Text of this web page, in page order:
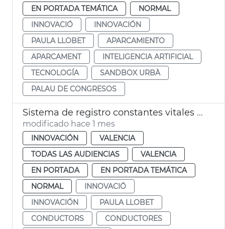
EN PORTADA TEMÁTICA
NORMAL
INNOVACIÓ
INNOVACIÓN
PAULA LLOBET
APARCAMIENTO
APARCAMENT
INTELIGENCIA ARTIFICIAL
TECNOLOGÍA
SANDBOX URBÀ
PALAU DE CONGRESOS
Sistema de registro constantes vitales conductores València
modificado hace 1 mes
INNOVACIÓN
VALENCIA
TODAS LAS AUDIENCIAS
VALENCIA
EN PORTADA
EN PORTADA TEMÁTICA
NORMAL
INNOVACIÓ
INNOVACIÓN
PAULA LLOBET
CONDUCTORS
CONDUCTORES